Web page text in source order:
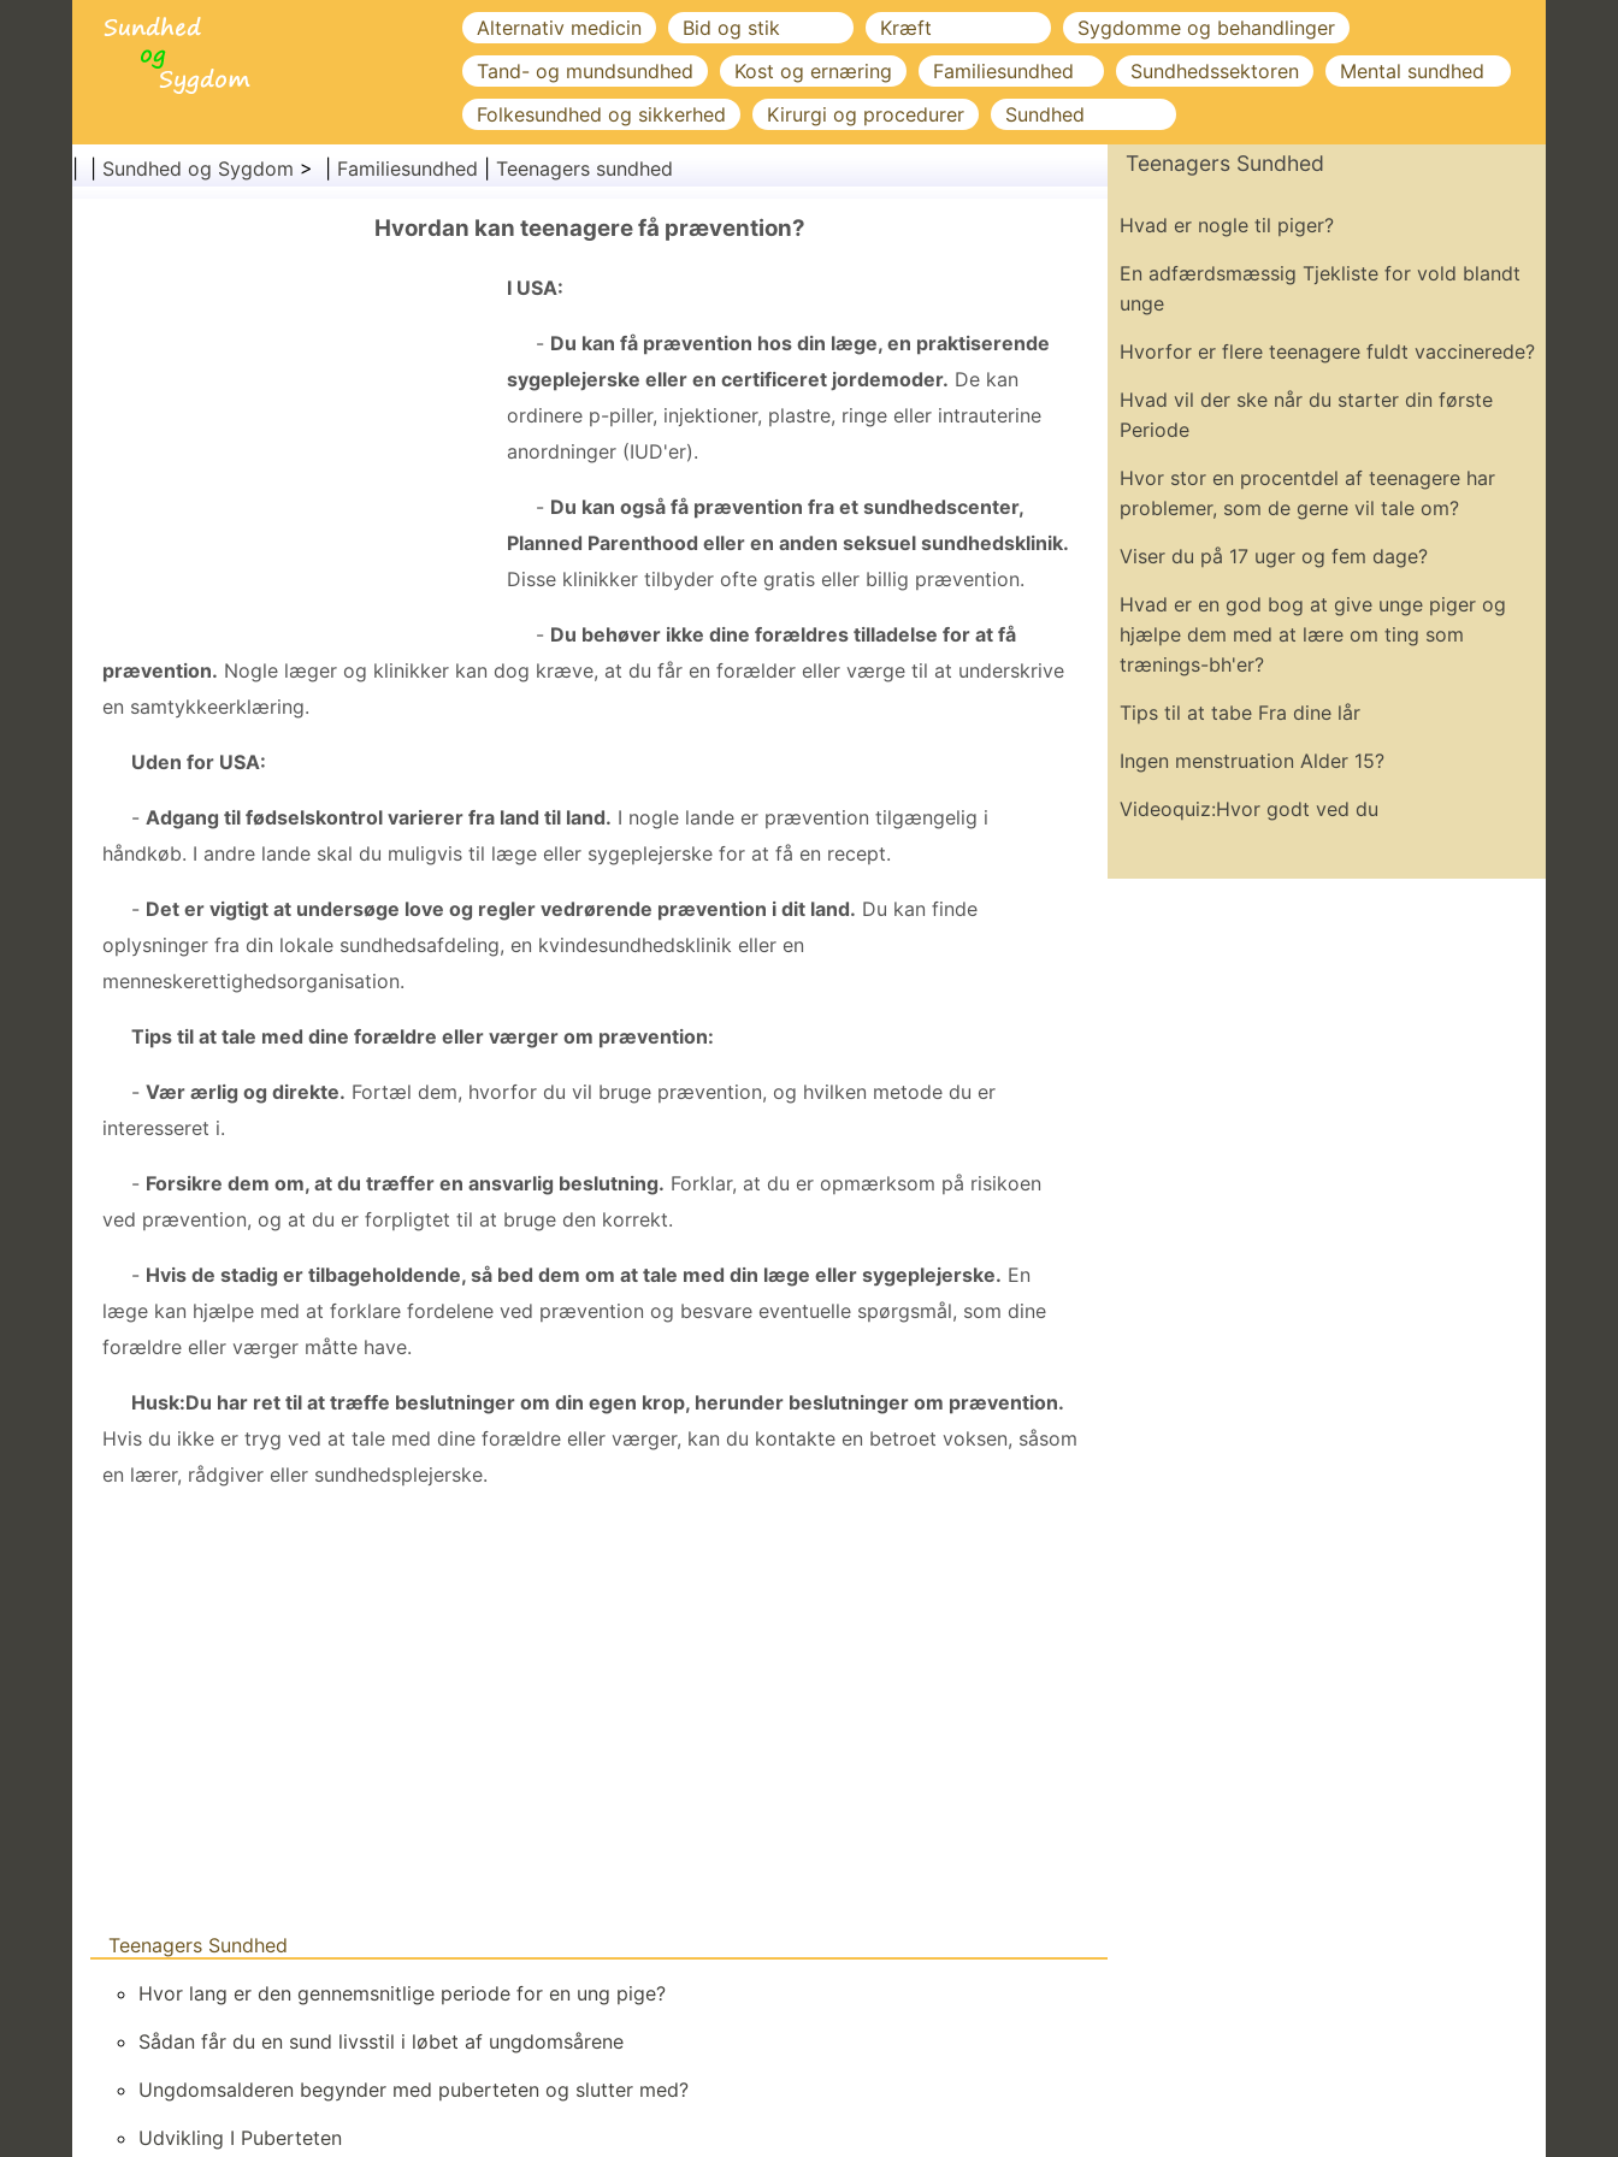
Alternativ medicin Bid og stik Kræft
Sygdomme og behandlinger
Tand- og mundsundhed
Kost og ernæring Familiesundhed Sundhedssektoren
Mental sundhed
Folkesundhed og sikkerhed
Kirurgi og procedurer Sundhed
Sundhed og Sygdom > | Familiesundhed Teenagers sundhed
Hvordan kan teenagere få prævention?
I USA:
- Du kan få prævention hos din læge, en praktiserende
sygeplejerske eller en certificeret jordemoder. De kan
ordinere p-piller, injektioner, plastre, ringe eller intrauterine
anordninger (IUD'er).
- Du kan også få prævention fra et sundhedscenter,
Planned Parenthood eller en anden seksuel sundhedsklinik.
Disse klinikker tilbyder ofte gratis eller billig prævention.
- Du behøver ikke dine forældres tilladelse for at få
prævention. Nogle læger og klinikker kan dog kræve, at du får en forælder eller værge til at underskrive
en samtykkeerklæring.
Uden for USA:
- Adgang til fødselskontrol varierer fra land til land. I nogle lande er prævention tilgængelig i
håndkøb. I andre lande skal du muligvis til læge eller sygeplejerske for at få en recept.
- Det er vigtigt at undersøge love og regler vedrørende prævention i dit land. Du kan finde
oplysninger fra din lokale sundhedsafdeling, en kvindesundhedsklinik eller en
menneskerettighedsorganisation.
Tips til at tale med dine forældre eller værger om prævention:
- Vær ærlig og direkte. Fortæl dem, hvorfor du vil bruge prævention, og hvilken metode du er
interesseret i.
- Forsikre dem om, at du træffer en ansvarlig beslutning. Forklar, at du er opmærksom på risikoen
ved prævention, og at du er forpligtet til at bruge den korrekt.
- Hvis de stadig er tilbageholdende, så bed dem om at tale med din læge eller sygeplejerske. En
læge kan hjælpe med at forklare fordelene ved prævention og besvare eventuelle spørgsmål, som dine
forældre eller værger måtte have.
Husk:Du har ret til at træffe beslutninger om din egen krop, herunder beslutninger om prævention.
Hvis du ikke er tryg ved at tale med dine forældre eller værger, kan du kontakte en betroet voksen, såsom
en lærer, rådgiver eller sundhedsplejerske.
Teenagers Sundhed
Hvor lang er den gennemsnitlige periode for en ung pige?
Sådan får du en sund livsstil i løbet af ungdomsårene
Ungdomsalderen begynder med puberteten og slutter med?
Udvikling I Puberteten
Teenagers Sundhed
Hvad er nogle til piger?
En adfærdsmæssig Tjekliste for vold blandt
unge
Hvorfor er flere teenagere fuldt vaccinerede?
Hvad vil der ske når du starter din første
Periode
Hvor stor en procentdel af teenagere har
problemer, som de gerne vil tale om?
Viser du på 17 uger og fem dage?
Hvad er en god bog at give unge piger og
hjælpe dem med at lære om ting som
trænings-bh'er?
Tips til at tabe Fra dine lår
Ingen menstruation Alder 15?
Videoquiz:Hvor godt ved du